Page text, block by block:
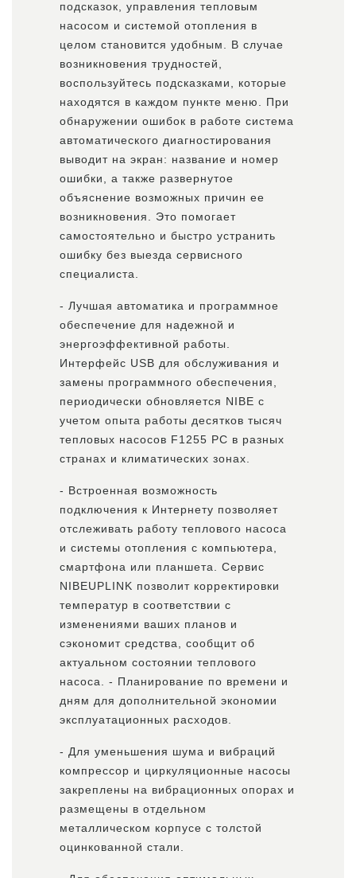
подсказок, управления тепловым
насосом и системой отопления в
целом становится удобным. В случае
возникновения трудностей,
воспользуйтесь подсказками, которые
находятся в каждом пункте меню. При
обнаружении ошибок в работе система
автоматического диагностирования
выводит на экран: название и номер
ошибки, а также развернутое
объяснение возможных причин ее
возникновения. Это помогает
самостоятельно и быстро устранить
ошибку без выезда сервисного
специалиста.
- Лучшая автоматика и программное
обеспечение для надежной и
энергоэффективной работы.
Интерфейс USB для обслуживания и
замены программного обеспечения,
периодически обновляется NIBE с
учетом опыта работы десятков тысяч
тепловых насосов F1255 РС в разных
странах и климатических зонах.
- Встроенная возможность
подключения к Интернету позволяет
отслеживать работу теплового насоса
и системы отопления с компьютера,
смартфона или планшета. Сервис
NIBEUPLINK позволит корректировки
температур в соответствии с
изменениями ваших планов и
сэкономит средства, сообщит об
актуальном состоянии теплового
насоса. - Планирование по времени и
дням для дополнительной экономии
эксплуатационных расходов.
- Для уменьшения шума и вибраций
компрессор и циркуляционные насосы
закреплены на вибрационных опорах и
размещены в отдельном
металлическом корпусе с толстой
оцинкованной стали.